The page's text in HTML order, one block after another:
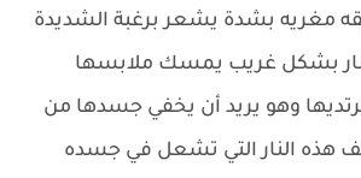
مغريه بشدة يشعر برغبة الشديدة
بشكل غريب يمسك ملابسها
وهو يريد أن يخفي جسدها من
هذه النار التي تشعل في جسده